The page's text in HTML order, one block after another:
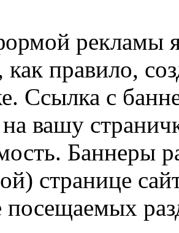
рекламы
правило,
Ссылка с
вашу
Баннеры
странице
посещаемых